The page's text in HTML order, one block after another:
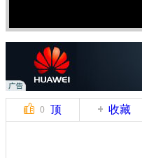
0 顶 收藏